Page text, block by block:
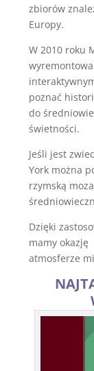
zbiorów
Europy.
W 2010 roku
poznać
do
świetności.
Jeśli jest
York można
rzymską
Dzięki
mamy
atmosferze